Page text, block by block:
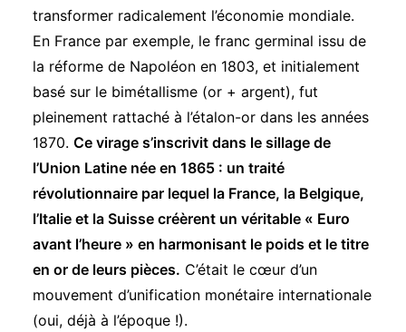
transformer radicalement l’économie mondiale.
En France par exemple, le franc germinal issu de
la réforme de Napoléon en 1803, et initialement
basé sur le bimétallisme (or + argent), fut
pleinement rattaché à l’étalon-or dans les années
1870. Ce virage s’inscrivit dans le sillage de
l’Union Latine née en 1865 : un traité
révolutionnaire par lequel la France, la Belgique,
l’Italie et la Suisse créèrent un véritable « Euro
avant l’heure » en harmonisant le poids et le titre
en or de leurs pièces. C’était le cœur d’un
mouvement d’unification monétaire internationale
(oui, déjà à l’époque !).